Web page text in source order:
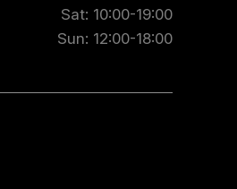
Sat: 10:00-19:00
Sun: 12:00-18:00